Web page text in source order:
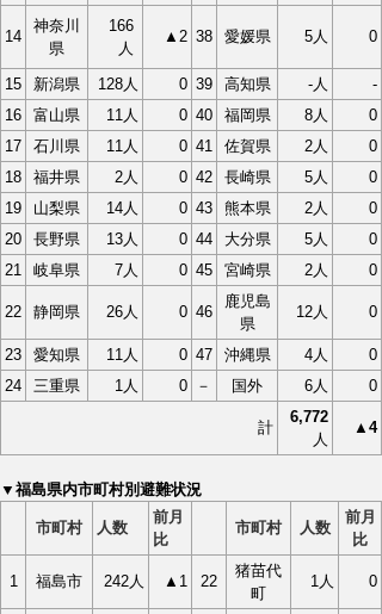
14
神奈川
県
166
人
▲2 38 愛媛県 5人 0
15 新潟県 128人 0 39 高知県 -人
-
16
富山県 11人 0 40 福岡県 8人
0
17
石川県 11人 0 41 佐賀県 2人
0
18
福井県 2人 0 42 長崎県 5人
0
19
山梨県 14人 0 43 熊本県 2人
0
20
長野県 13人 0 44 大分県 5人
0
21
岐阜県 7人 0 45 宮崎県 2人 0
22 静岡県 26人 0 46
鹿児島
県
12人 0
23 愛知県 11人 0 47 沖縄県 4人
0
24
三重県 1人 0 － 国外 6人 0
計
6,772
人
▲4
▼福島県内市町村別避難状況
市町村 人数
前月
比
市町村 人数
前月
比
1 福島市 242人 ▲1 22
猪苗代
町
1人 0